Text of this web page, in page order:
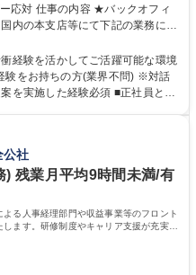
クオフィ
内の本支店等にて下記の業務に従
にて事務手続等の受付・オペレ
討・構築等 ≪業務紹介：ご応募前
career/circle/
経験を活かしてご活躍可能な環境
験をお持ちの方(業界不問) ※対話
た経験必須 ■正社員とし
いキャリアの選択肢があり、公募
戦できるカルチャーが浸透してい
公社
) 残業月平均9時間未満/有
る人事経理部門や収益事業等のフロント
ます。研修制度やキャリア支援が充実し